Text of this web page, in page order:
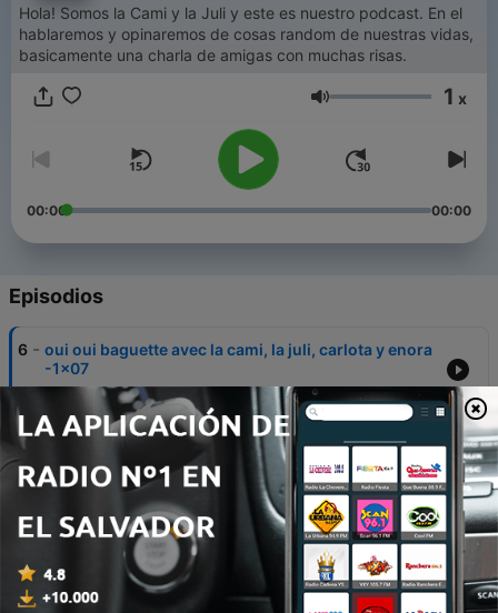
Hola! Somos la Cami y la Juli y este es nuestro podcast. En el
hablaremos y opinaremos de cosas random de nuestras vidas,
basicamente una charla de amigas con muchas risas.
Volumen 1 x
00:00 00:00
Episodios
6 - oui oui baguette avec la cami, la juli, carlota y enora
-1x07
25 mayo 2024
5 - soñaremos con tigo con la cami y la juli -1x06
28 abr. 2024
kiss, marry, kill y preguntas hipotéticas con la cami
y la juli -1x05
3 - nena OT s'acabao con la cami, la juli y la nadins